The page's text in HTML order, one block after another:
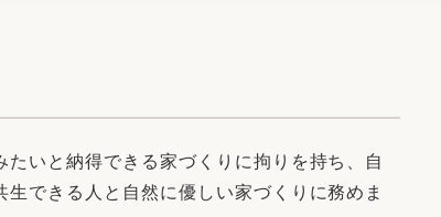
ム 中古リフォーム 古民家再生
ライフスタイルコンパス リフォーム
いと納得できる家づくりに拘りを持ち、自
できる人と自然に優しい家づくりに務めま